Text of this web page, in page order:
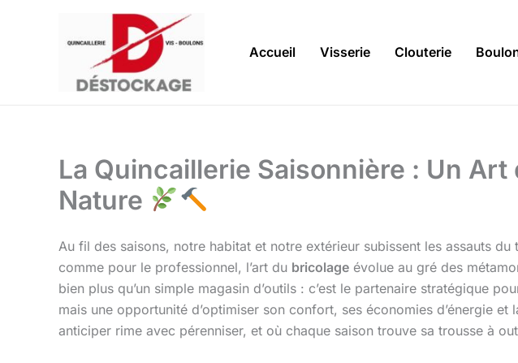
Accueil Visserie Clouterie
La Quincaillerie Saisonnière : Un
Nature
Au fil des saisons, notre habitat et notre extérieur subissent les assauts
comme pour le professionnel, l’art du bricolage évolue au gré des
bien plus qu’un simple magasin d’outils : c’est le partenaire stratégique
mais une opportunité d’optimiser son confort, ses économies d’énergie et
anticiper rime avec pérenniser, et où chaque saison trouve sa trousse à